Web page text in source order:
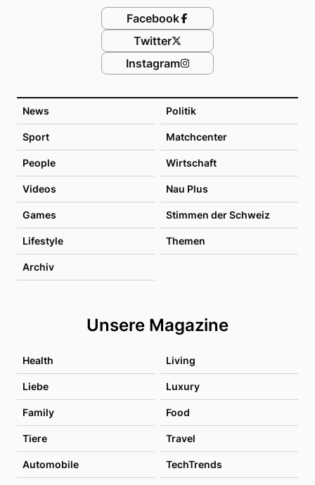
News Politik
Sport Matchcenter
People Wirtschaft
Videos Nau Plus
Games Stimmen der Schweiz
Lifestyle Themen
Archiv
Unsere Magazine
Health Living
Liebe Luxury
Family Food
Tiere Travel
Automobile TechTrends
Facebook
Twitter
Instagram